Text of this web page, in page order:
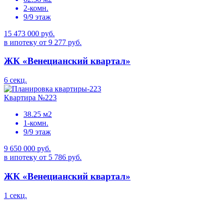
2-комн.
9/9 этаж
15 473 000 руб.
в ипотеку от 9 277 руб.
ЖК «Венецианский квартал»
6 секц.
Квартира №223
38.25 м2
1-комн.
9/9 этаж
9 650 000 руб.
в ипотеку от 5 786 руб.
ЖК «Венецианский квартал»
1 секц.